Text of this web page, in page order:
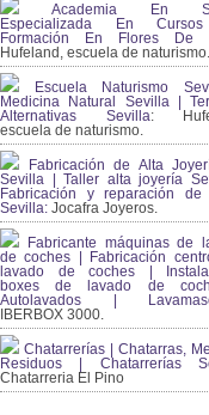
Academia En
Especializada En
Formación En Flores De
Hufeland, escuela de naturismo.
Escuela Naturismo
Medicina Natural Sevilla |
Alternativas Sevilla:
escuela de naturismo.
Fabricación de Alta
Sevilla | Taller alta joyería
Fabricación y reparación de
Sevilla: Jocafra Joyeros.
Fabricante máquinas de
de coches | Fabricación
lavado de coches |
boxes de lavado de
Autolavados |
IBERBOX 3000.
Chatarrerías | Chatarras,
Residuos | Chatarrerías
Chatarreria El Pino